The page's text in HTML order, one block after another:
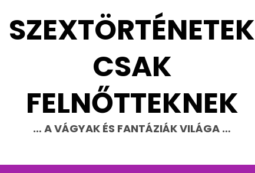
SZEXTÖRTÉNETEK
CSAK
FELNŐTTEKNEK
… A VÁGYAK ÉS FANTÁZIÁK VILÁGA …